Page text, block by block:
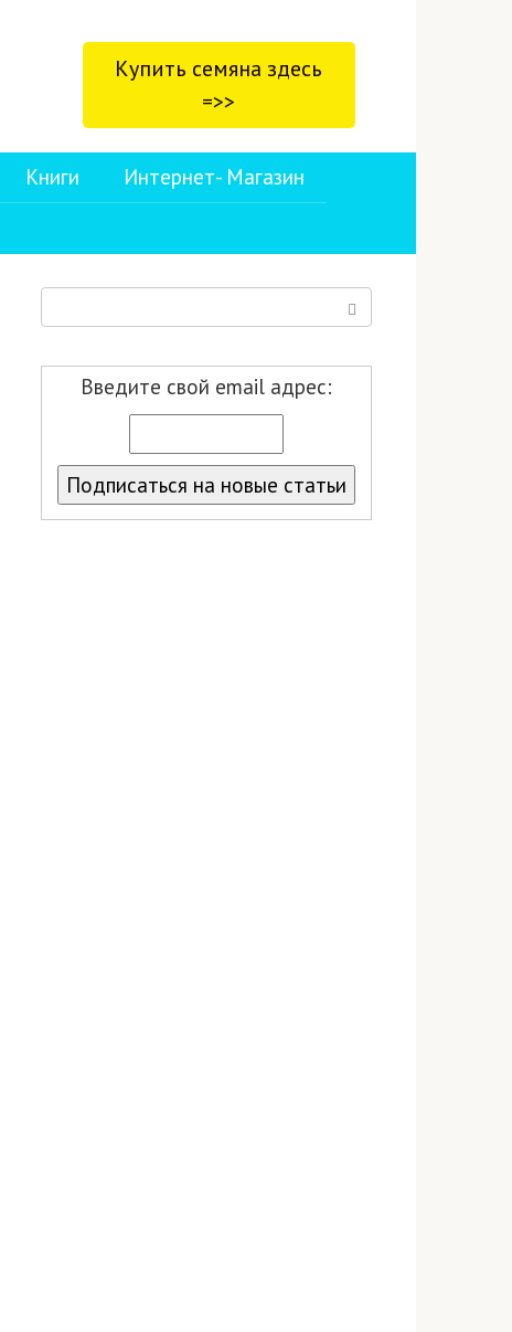
Купить семяна здесь
=>>
Книги
Интернет- Магазин
Введите свой email адрес: